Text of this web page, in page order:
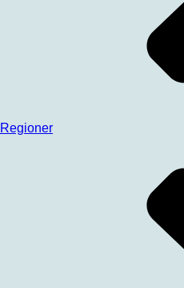
Regioner